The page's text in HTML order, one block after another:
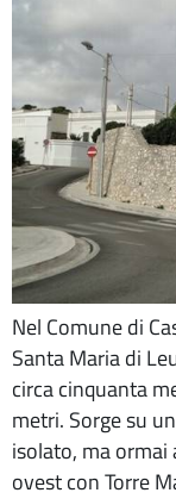
Nel Comune di
Santa Maria di
circa cinquanta
metri. Sorge su
isolato, ma ormai
ovest con Torre